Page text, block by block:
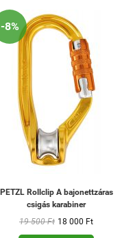
-8%
PETZL Rollclip A bajonettzáras
csigás karabiner
19 500 Ft 18 000 Ft